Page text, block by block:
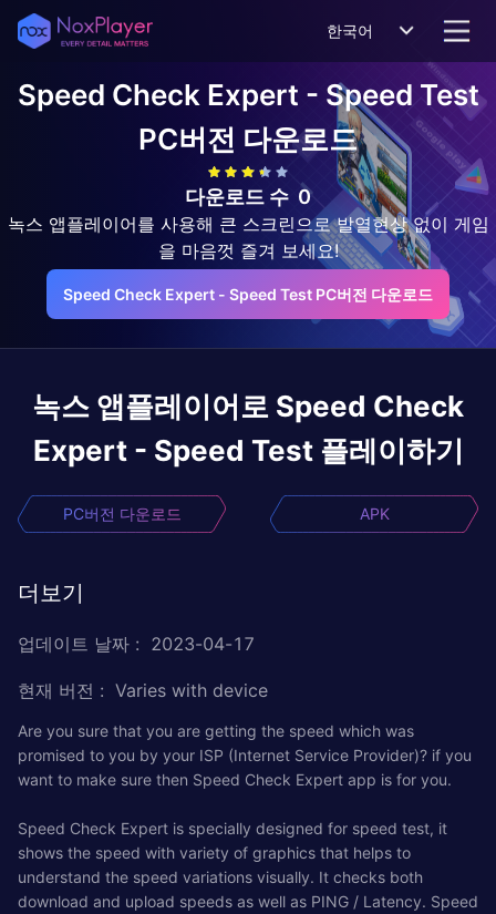
한국어
Speed Check Expert - Speed Test
PC버전 다운로드
다운로드 수 0
녹스 앱플레이어를 사용해 큰 스크린으로 발열현상 없이 게임
을 마음껏 즐겨 보세요!
Speed Check Expert - Speed Test PC버전 다운로드
녹스 앱플레이어로 Speed Check
Expert - Speed Test 플레이하기
PC버전 다운로드 APK
더보기
업데이트 날짜 : 2023-04-17
현재 버전 : Varies with device
Are you sure that you are getting the speed which was
promised to you by your ISP (Internet Service Provider)? if you
want to make sure then Speed Check Expert app is for you.
Speed Check Expert is specially designed for speed test, it
shows the speed with variety of graphics that helps to
understand the speed variations visually. It checks both
download and upload speeds as well as PING / Latency. Speed